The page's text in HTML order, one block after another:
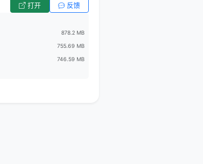
打开 反馈
878.2 MB
755.69 MB
746.59 MB